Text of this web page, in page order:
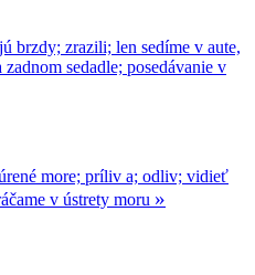
brzdy; zrazili; len sedíme v aute,
sedadle; posedávanie v
more; príliv a; odliv; vidieť
v ústrety moru »